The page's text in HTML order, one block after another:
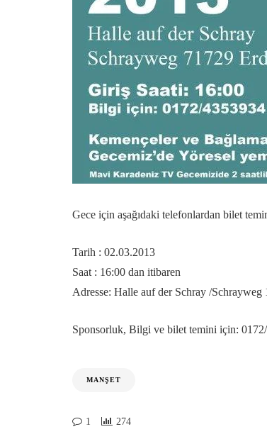
Gece için aşağıdaki telefonlardan bilet
Tarih : 02.03.2013
Saat : 16:00 dan itibaren
Adresse: Halle auf der Schray /Schrayweg
Sponsorluk, Bilgi ve bilet temini iҫin:
MANŞET
1 274